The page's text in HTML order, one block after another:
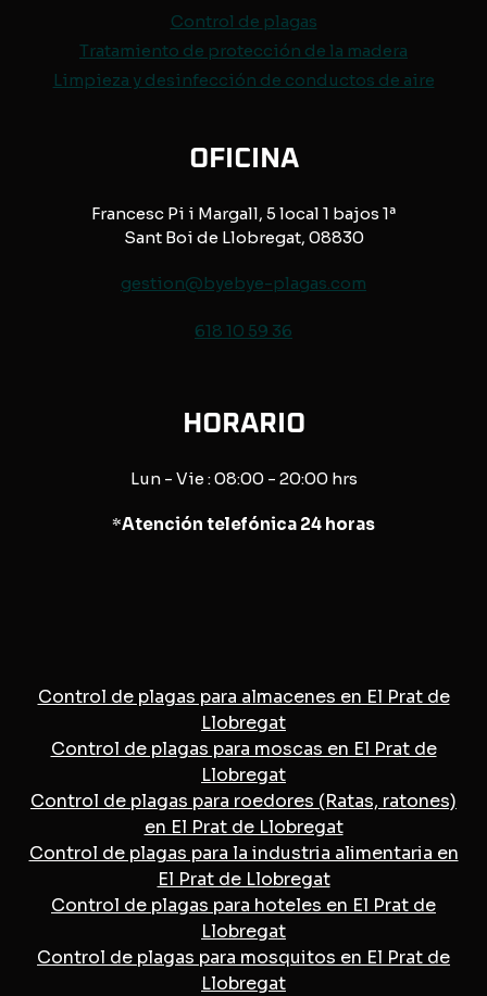
Control de plagas
Tratamiento de protección de la madera
Limpieza y desinfección de conductos de aire
OFICINA
Francesc Pi i Margall, 5 local 1 bajos 1ª
Sant Boi de Llobregat, 08830
gestion@byebye-plagas.com
618 10 59 36
HORARIO
Lun - Vie : 08:00 - 20:00 hrs
*Atención telefónica 24 horas
Control de plagas para almacenes en El Prat de
Llobregat
Control de plagas para moscas en El Prat de
Llobregat
Control de plagas para roedores (Ratas, ratones)
en El Prat de Llobregat
Control de plagas para la industria alimentaria en
El Prat de Llobregat
Control de plagas para hoteles en El Prat de
Llobregat
Control de plagas para mosquitos en El Prat de
Llobregat